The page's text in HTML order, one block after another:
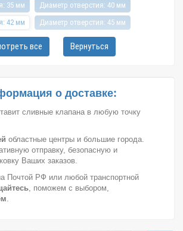
35 мм
Диаметр отверстия: 40 мм
42 мм
Диаметр отверстия: 45 мм
Город: Санкт-Петербург
Город: Уфа
Город: Пермь
Город: Ижевск
Город: Екатеринбург
Город: Воронеж
Город: Иркутск
Город: Челябинск
Город: Тюмень Город: Казань
все Вернуться
о доставке:
сливные клапана в любую точку
областные центры и большие города.
отправку, безопасную и
Ваших заказов.
Почтой РФ или любой транспортной
, поможем с выбором,
.